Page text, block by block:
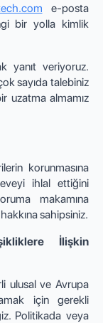
e-posta
bir yolla kimlik
yanıt veriyoruz.
sayıda talebiniz
uzatma almamız
korunmasına
ihlal ettiğini
makamına
sahipsiniz.
İlişkin
ulusal ve Avrupa
için gerekli
Politikada veya